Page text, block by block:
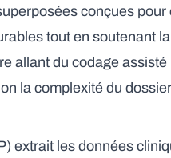
conçues pour
tout en soutenant
allant du codage
la complexité du
extrait les données